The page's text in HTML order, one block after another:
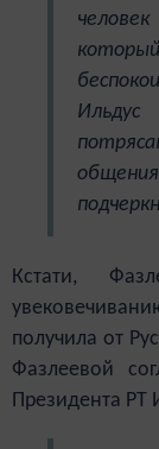
Кстати,
получила от
Фазлеевой
Президента РТ